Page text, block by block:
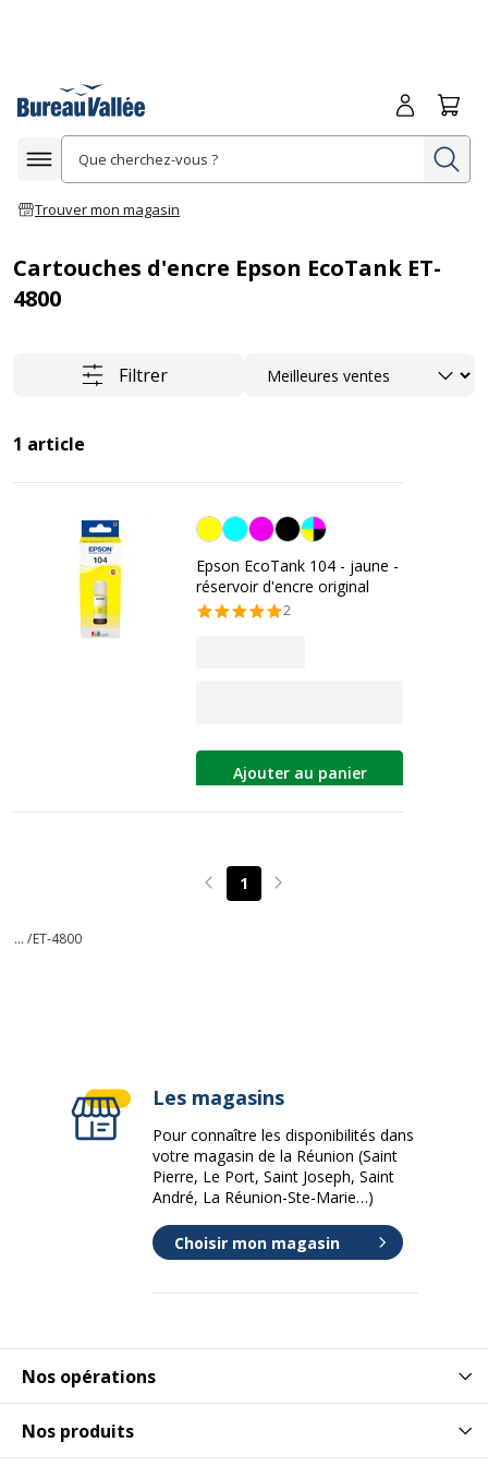
Afficher la navigation
Trouver mon magasin
Me
Cartouches d'encre Epson EcoTank ET-
4800
Filtrer Trier
1 article
Jaune
Epson EcoTank 104 - jaune -
réservoir d'encre original
2
Ajouter au panier
Page précédente
1 Page suivante
... /ET-4800
Nos opérations
Nos produits
Les magasins
Pour connaître les disponibilités dans
votre magasin de la Réunion (Saint
Pierre, Le Port, Saint Joseph, Saint
André, La Réunion-Ste-Marie…)
Choisir mon magasin